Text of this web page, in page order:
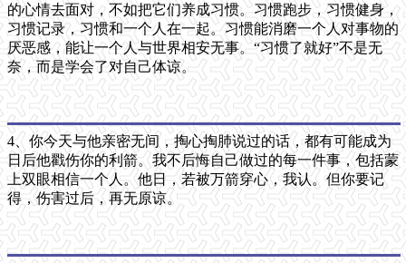
的心情去面对，不如把它们养成习惯。习惯跑步，习惯健身，
习惯记录，习惯和一个人在一起。习惯能消磨一个人对事物的
厌恶感，能让一个人与世界相安无事。“习惯了就好”不是无
奈，而是学会了对自己体谅。
4、你今天与他亲密无间，掏心掏肺说过的话，都有可能成为
日后他戳伤你的利箭。我不后悔自己做过的每一件事，包括蒙
上双眼相信一个人。他日，若被万箭穿心，我认。但你要记
得，伤害过后，再无原谅。